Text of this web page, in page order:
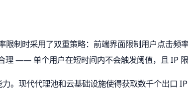
制时采用了双重策略：前端界面限制用户点击频
—— 单个用户在短时间内不会触发阈值，且 IP 限
。现代代理池和云基础设施使得获取数千个出口